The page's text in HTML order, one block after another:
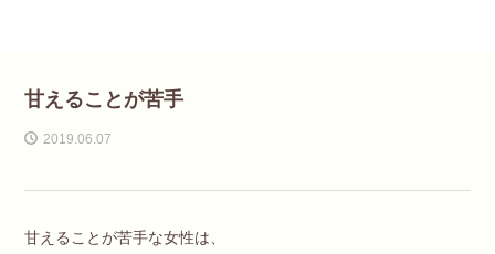
甘えることが苦手
2019.06.07
甘えることが苦手な女性は、